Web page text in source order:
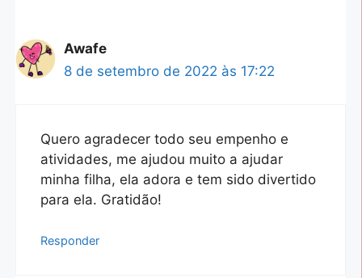
Awafe
8 de setembro de 2022 às 17:22
Quero agradecer todo seu empenho e
atividades, me ajudou muito a ajudar
minha filha, ela adora e tem sido divertido
para ela. Gratidão!
Responder